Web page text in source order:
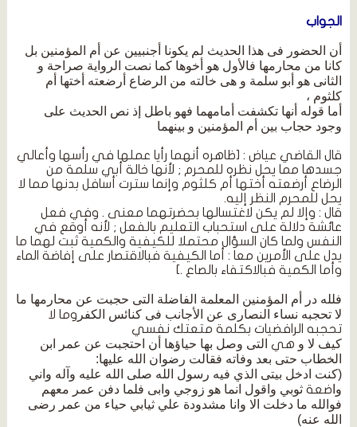
الجواب
أن الحضور فى هذا الحديث لم يكونا أجنبيين عن أم المؤمنين بل
كانا من محارمها فالأول هو أخوها كما نصت الرواية صراحة و
الثانى هو أبو سلمة و هى خالته من الرضاع أرضعته أختها أم
كلثوم ،
أما قوله أنها تكشفت أمامهما فهو باطل إذ نص الحديث على
وجود حجاب بين أم المؤمنين و بينهما
قال القاضي عياض : [ظاهره أنهما رأيا عملها في رأسها وأعالي
جسدها مما يحل نظره للمحرم ; لأنها خالة أبي سلمة من
الرضاع أرضعته أختها أم كلثوم وإنما سترت أسافل بدنها مما لا
يحل للمحرم النظر إليه.
قال : وإلا لم يكن لاغتسالها بحضرتهما معنى . وفي فعل
عائشة دلالة على استحباب التعليم بالفعل ; لأنه أوقع في
النفس ولما كان السؤال محتملا للكيفية والكمية ثبت لهما ما
يدل على الأمرين معا : أما الكيفية فبالاقتصار على إفاضة الماء
وأما الكمية فبالاكتفاء بالصاع .]
فلله در أم المؤمنين المعلمة الفاضلة التى حجبت عن محارمها ما
لا تحجبه نساء النصارى عن الأجانب فى كنائس الكفر وما لا
تحجبه الرافضيات بكلمة متعتك نفسي
كيف لا و هيالتى وصل بها حياؤها أن احتجبت عن عمر ابن
الخطاب حتى بعد وفاته فقالت رضوان الله عليها:
(كنت ادخل بيتى الذي فيه رسول الله صلى الله عليه وآله واني
وا ضعةثوبي واقول انما هو زوجي وابى فلما دفن عمر معهم
فوالله ما دخلت الا وانا مشدودة علي ثيابي حياء من عمر رضى
الله عنه)